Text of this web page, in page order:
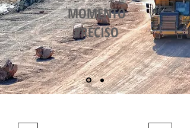
MOMENTO
PRECISO